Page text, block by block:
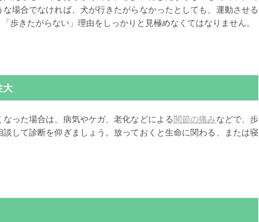
場合でなければ、犬が行きたがらなかったとしても、運動させる
歩きたがらない」理由をしっかりと見極めなくてはなりません。
大
った場合は、病気やケガ、老化などによる関節の痛みなどで、歩
して診断を仰ぎましょう。放っておくと生命に関わる、または寝